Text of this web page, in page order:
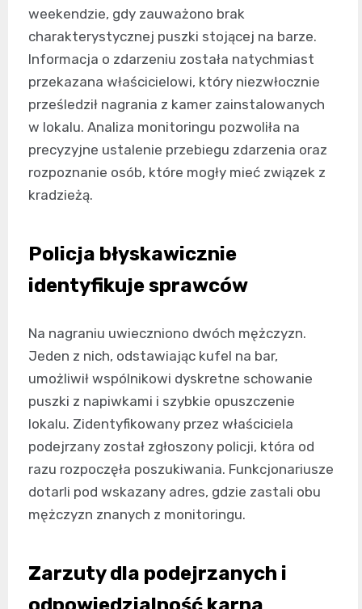
weekendzie, gdy zauważono brak
charakterystycznej puszki stojącej na barze.
Informacja o zdarzeniu została natychmiast
przekazana właścicielowi, który niezwłocznie
prześledził nagrania z kamer zainstalowanych
w lokalu. Analiza monitoringu pozwoliła na
precyzyjne ustalenie przebiegu zdarzenia oraz
rozpoznanie osób, które mogły mieć związek z
kradzieżą.
Policja błyskawicznie
identyfikuje sprawców
Na nagraniu uwieczniono dwóch mężczyzn.
Jeden z nich, odstawiając kufel na bar,
umożliwił wspólnikowi dyskretne schowanie
puszki z napiwkami i szybkie opuszczenie
lokalu. Zidentyfikowany przez właściciela
podejrzany został zgłoszony policji, która od
razu rozpoczęła poszukiwania. Funkcjonariusze
dotarli pod wskazany adres, gdzie zastali obu
mężczyzn znanych z monitoringu.
Zarzuty dla podejrzanych i